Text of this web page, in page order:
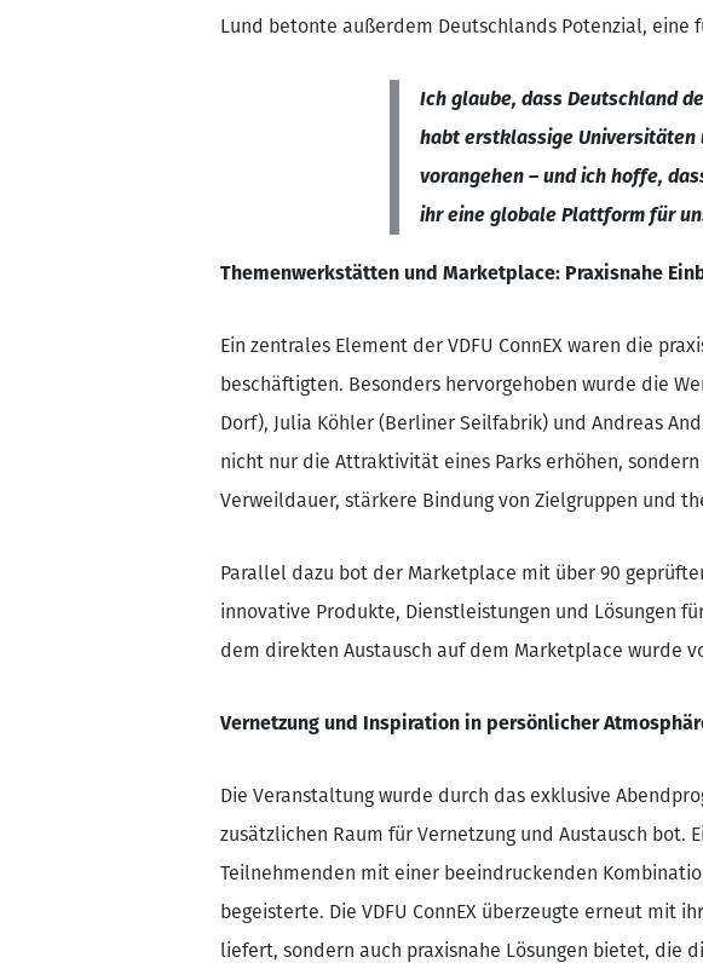
Lund betonte außerdem Deutschlands Potenzial,
Ich glaube, dass Deutschland
habt erstklassige Universitäten
vorangehen – und ich hoffe,
ihr eine globale Plattform für
Themenwerkstätten und Marketplace: Praxisnahe
Ein zentrales Element der VDFU ConnEX waren die
beschäftigten. Besonders hervorgehoben wurde die
Dorf), Julia Köhler (Berliner Seilfabrik) und Andreas
nicht nur die Attraktivität eines Parks erhöhen,
Verweildauer, stärkere Bindung von Zielgruppen und
Parallel dazu bot der Marketplace mit über 90
innovative Produkte, Dienstleistungen und Lösungen
dem direkten Austausch auf dem Marketplace wurde
Vernetzung und Inspiration in persönlicher
Die Veranstaltung wurde durch das exklusive
zusätzlichen Raum für Vernetzung und Austausch bot.
Teilnehmenden mit einer beeindruckenden
begeisterte. Die VDFU ConnEX überzeugte erneut mit
liefert, sondern auch praxisnahe Lösungen bietet, die